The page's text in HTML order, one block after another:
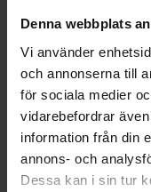
Denna webbplats
Vi använder
och annonserna till
för sociala medier
vidarebefordrar
information från din
annons- och
Dessa kan i sin tur
VAL 2026
galna utspel?
väljare. Här är
partiledarstilen
statsvetaren
tråkig
känslomässig